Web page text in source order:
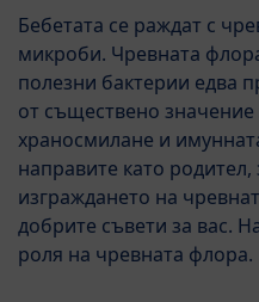
Бебетата се раждат с
микроби. Чревната
полезни бактерии едва
от съществено
храносмилане и
направите като
изграждането на
добрите съвети за вас.
роля на чревната флора.